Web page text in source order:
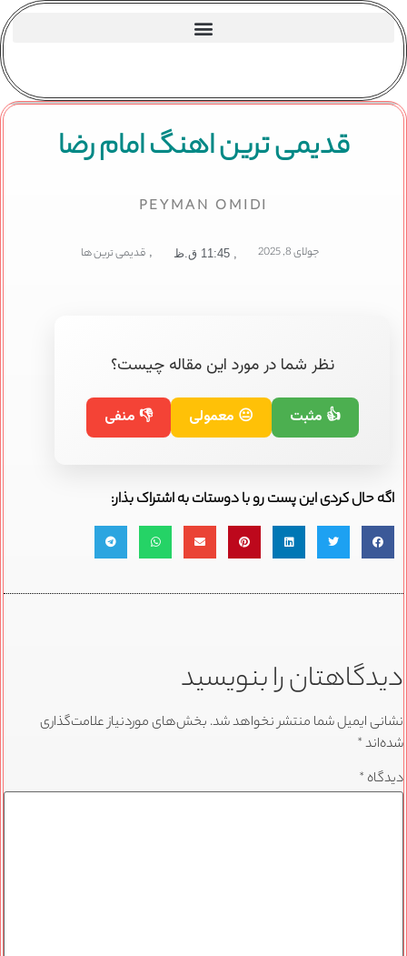
قدیمی ترین اهنگ امام رضا
PEYMAN OMIDI
جولای 8, 2025 11:45 ق.ظ , قدیمی ترین ها
نظر شما در مورد این مقاله چیست؟
👍 مثبت 😐 معمولی 👎 منفی
اگه حال کردی این پست رو با دوستات به اشتراک بذار:
دیدگاهتان را بنویسید
نشانی ایمیل شما منتشر نخواهد شد. بخش‌های موردنیاز علامت‌گذاری
شده‌اند*
دیدگاه *